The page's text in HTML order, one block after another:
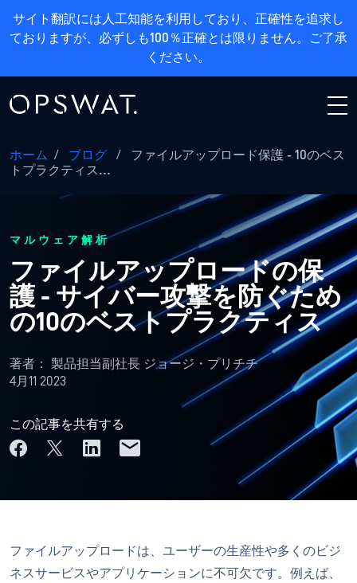
サイト翻訳には人工知能を利用しており、正確性を追求し
ておりますが、必ずしも100％正確とは限りません。ご了承
ください。
ホーム / ブログ /
ファイルアップロード保護 - 10のベス
トプラクティス...
マルウェア解析
ファイルアップロードの保
護 - サイバー攻撃を防ぐため
の10のベストプラクティス
著者： 製品担当副社長 ジョージ・プリチチ
4月11 2023
この記事を共有する
ファイルアップロードは、ユーザーの生産性や多くのビジ
ネスサービスやアプリケーションに不可欠です。例えば、